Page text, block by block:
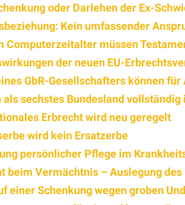
oder Darlehen der Ex-
Kein umfassender
Computerzeitalter müssen
der neuen EU-
GbR-Gesellschafters können
als sechstes Bundesland
Erbrecht wird neu geregelt
wird kein Ersatzerbe
persönlicher Pflege im
beim Vermächtnis – Auslegung
einer Schenkung wegen groben